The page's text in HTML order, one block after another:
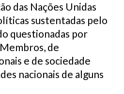
das Nações Unidas
sustentadas pelo
questionadas por
de
e de sociedade
nacionais de alguns